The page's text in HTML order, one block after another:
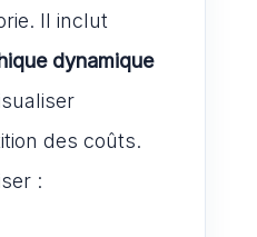
Il inclut
dynamique
des coûts.
: